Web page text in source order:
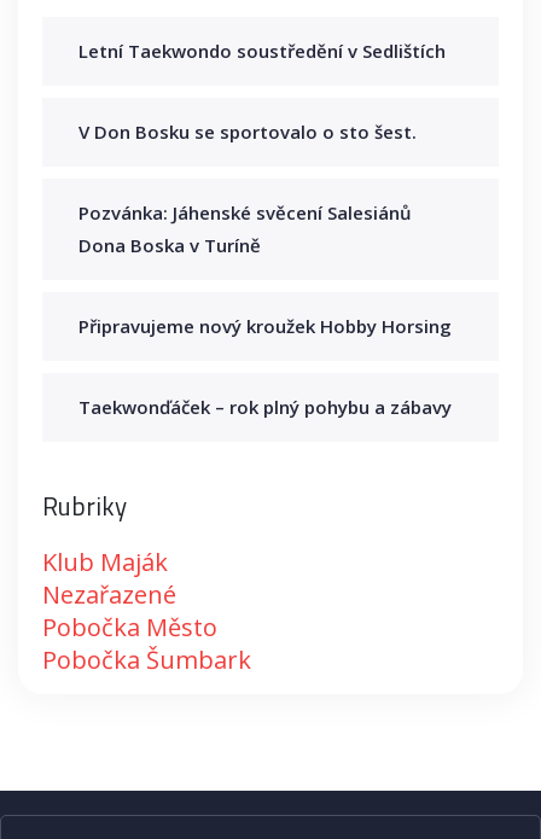
Letní Taekwondo soustředění v Sedlištích
V Don Bosku se sportovalo o sto šest.
Pozvánka: Jáhenské svěcení Salesiánů
Dona Boska v Turíně
Připravujeme nový kroužek Hobby Horsing
Taekwonďáček – rok plný pohybu a zábavy
Rubriky
Klub Maják
Nezařazené
Pobočka Město
Pobočka Šumbark